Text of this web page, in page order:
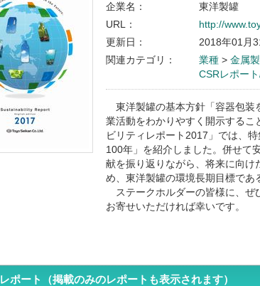
企業名：
東洋製罐
URL：
http://
更新日：
2018年01月
関連カテゴリ：
業種> 金属
CSRレポー
東洋製罐の基本方針「容器包装
業活動をわかりやすく開示するこ
ビリティレポート2017」では、
100年」を紹介しました。併せて
献を振り返りながら、将来に向け
め、東洋製罐の環境長期目標であ
ステークホルダーの皆様に、ぜ
お寄せいただければ幸いです。
ポート（掲載のみのレポートも表示されます）